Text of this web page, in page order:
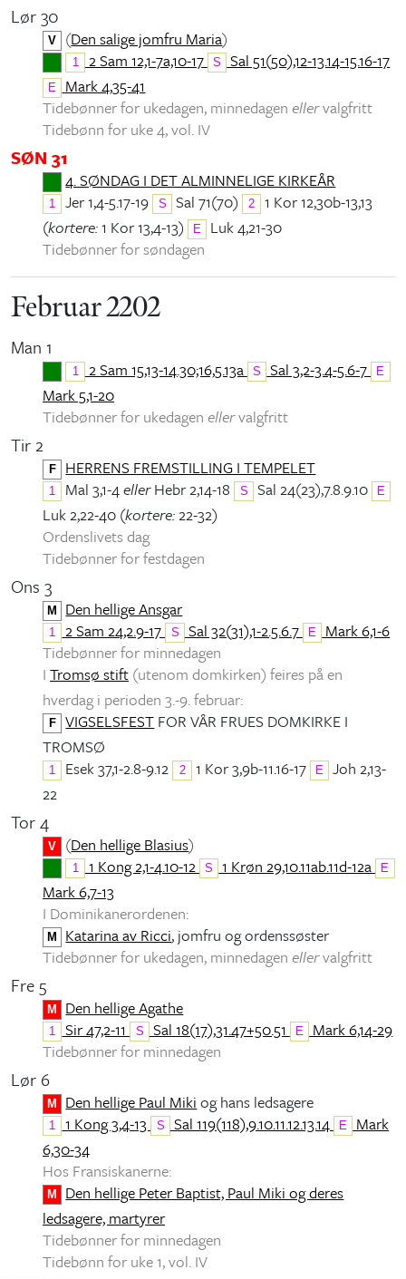
Lør 30
V (Den salige jomfru Maria)
1 2 Sam 12,1-7a,10-17 S Sal 51(50),12-13.14-15.16-17
E
Mark 4,35-41
Tidebønner for ukedagen, minnedagen ellervalgfritt
Tidebønn for uke 4, vol. IV
SØN 31
4. SØNDAG I DET ALMINNELIGE KIRKEÅR
1 Jer 1,4-5.17-19 S Sal 71(70) 2
1 Kor 12,30b-13,13
(kortere:1 Kor 13,4-13) E
Luk 4,21-30
Tidebønner for søndagen
Februar 2202
Man 1
1 2 Sam 15,13-14.30;16,5.13a S Sal 3,2-3.4-5.6-7 E
Mark 5,1-20
Tidebønner for ukedagen ellervalgfritt
Tir 2
F HERRENS FREMSTILLING I TEMPELET
1 Mal 3,1-4ellerHebr 2,14-18 S Sal 24(23),7.8.9.10 E
Luk 2,22-40 (kortere:22-32)
Ordenslivets dag
Tidebønner for festdagen
Ons 3
M Den hellige Ansgar
1 2 Sam 24,2.9-17 S Sal 32(31),1-2.5.6.7 E
Mark 6,1-6
Tidebønner for minnedagen
I Tromsø stift (utenom domkirken) feires på en
hverdag i perioden 3.-9. februar:
F VIGSELSFEST FOR VÅR FRUES DOMKIRKE I
TROMSØ
1 Esek 37,1-2.8-9.12 2 1 Kor 3,9b-11.16-17 E
Joh 2,13-
22
Tor 4
V (Den hellige Blasius)
1 1 Kong 2,1-4.10-12 S 1 Krøn 29,10.11ab.11d-12a E
Mark 6,7-13
I Dominikanerordenen:
M Katarina av Ricci, jomfru og ordenssøster
Tidebønner for ukedagen, minnedagen ellervalgfritt
Fre 5
M Den hellige Agathe
1 Sir 47,2-11 S Sal 18(17),31.47+50.51 E
Mark 6,14-29
Tidebønner for minnedagen
Lør 6
M Den hellige Paul Miki og hans ledsagere
1 1 Kong 3,4-13 S Sal 119(118),9.10.11.12.13.14 E
Mark
6,30-34
Hos Fransiskanerne:
M
Den hellige Peter Baptist, Paul Miki og deres
ledsagere, martyrer
Tidebønner for minnedagen
Tidebønn for uke 1, vol. IV